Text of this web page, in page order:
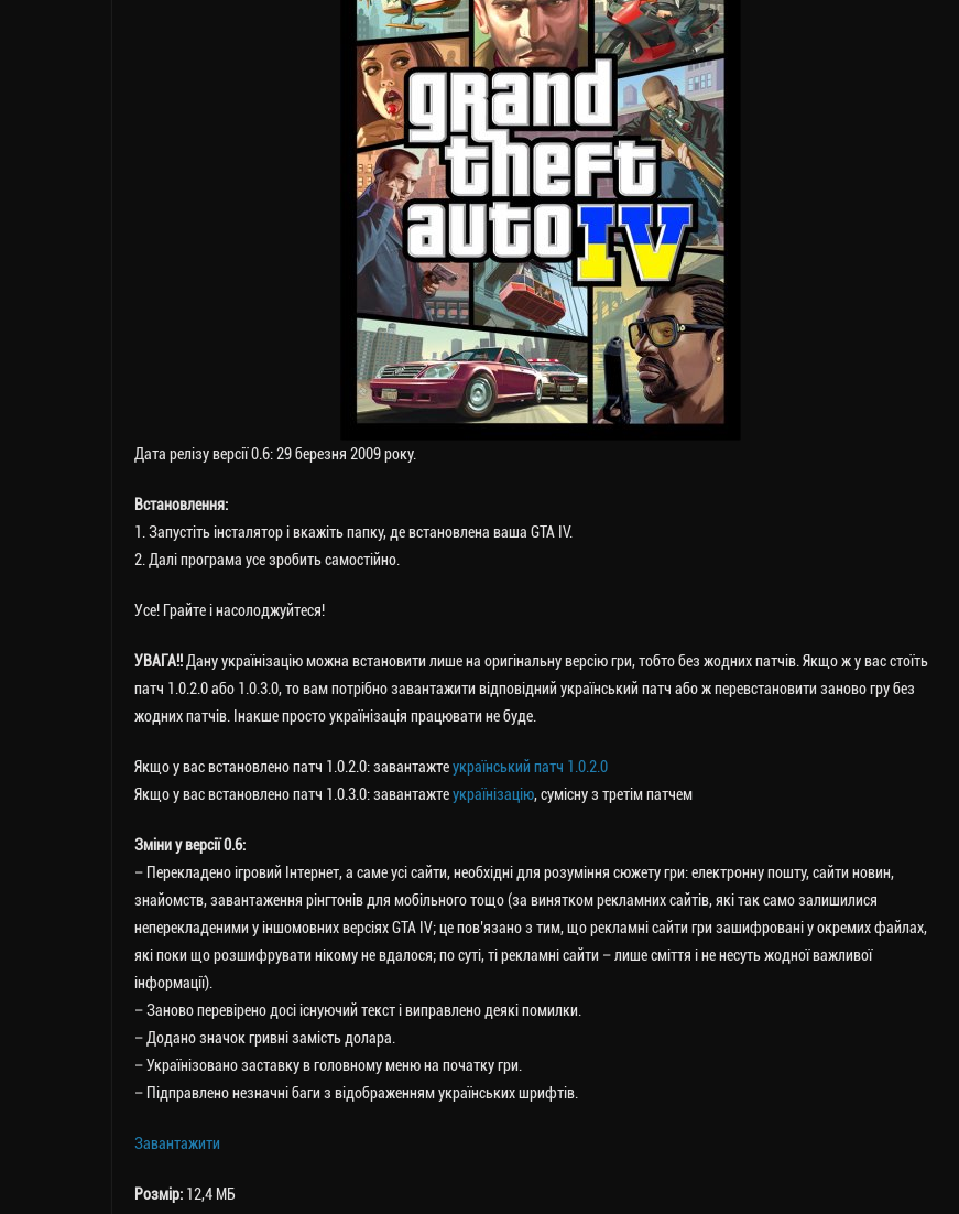
Дата релізу версії 0.6: 29 березня 2009 року.
Встановлення:
1. Запустіть інсталятор і вкажіть папку, де встановлена ваша GTA IV.
2. Далі програма усе зробить самостійно.
Усе! Грайте і насолоджуйтеся!
УВАГА!! Дану українізацію можна встановити лише на оригінальну версію гри, тобто без жодних патчів. Якщо ж у вас стоїть
патч 1.0.2.0 або 1.0.3.0, то вам потрібно завантажити відповідний український патч або ж перевстановити заново гру без
жодних патчів. Інакше просто українізація працювати не буде.
Якщо у вас встановлено патч 1.0.2.0: завантажтеукраїнський патч 1.0.2.0
Якщо у вас встановлено патч 1.0.3.0: завантажтеукраїнізацію, сумісну з третім патчем
Зміни у версії 0.6:
– Перекладено ігровий Інтернет, а саме усі сайти, необхідні для розуміння сюжету гри: електронну пошту, сайти новин,
знайомств, завантаження рінгтонів для мобільного тощо (за винятком рекламних сайтів, які так само залишилися
неперекладеними у іншомовних версіях GTA IV; це пов’язано з тим, що рекламні сайти гри зашифровані у окремих файлах,
які поки що розшифрувати нікому не вдалося; по суті, ті рекламні сайти – лише сміття і не несуть жодної важливої
інформації).
– Заново перевірено досі існуючий текст і виправлено деякі помилки.
– Додано значок гривні замість долара.
– Українізовано заставку в головному меню на початку гри.
– Підправлено незначні баги з відображенням українських шрифтів.
Завантажити
Розмір: 12,4 МБ